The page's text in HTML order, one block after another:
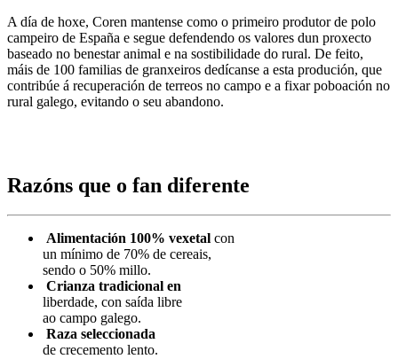
A día de hoxe, Coren mantense como o primeiro produtor de polo
campeiro de España e segue defendendo os valores dun proxecto
baseado no benestar animal e na sostibilidade do rural. De feito,
máis de 100 familias de granxeiros dedícanse a esta produción, que
contribúe á recuperación de terreos no campo e a fixar poboación no
rural galego, evitando o seu abandono.
Razóns que o fan diferente
Alimentación 100% vexetal con
un mínimo de 70% de cereais,
sendo o 50% millo.
Crianza tradicional en
liberdade, con saída libre
ao campo galego.
Raza seleccionada
de crecemento lento.